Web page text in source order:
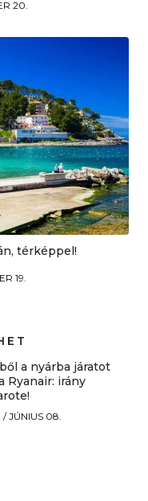
20.
térképpel!
19.
a nyárba járatot
Ryanair: irány
/JÚNIUS 08.